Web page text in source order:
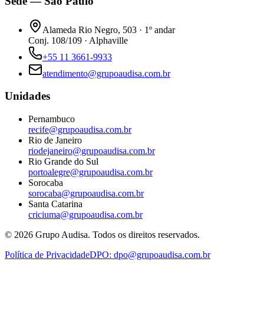
Alameda Rio Negro, 503 · 1º andar
Conj. 108/109 · Alphaville
+55 11 3661-9933
atendimento@grupoaudisa.com.br
Unidades
Pernambuco
recife@grupoaudisa.com.br
Rio de Janeiro
riodejaneiro@grupoaudisa.com.br
Rio Grande do Sul
portoalegre@grupoaudisa.com.br
Sorocaba
sorocaba@grupoaudisa.com.br
Santa Catarina
criciuma@grupoaudisa.com.br
© 2026 Grupo Audisa. Todos os direitos reservados.
Política de PrivacidadeDPO: dpo@grupoaudisa.com.br